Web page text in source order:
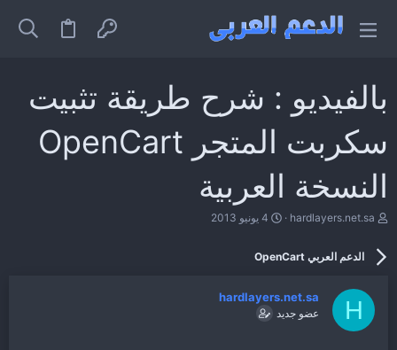
بالفيديو : شرح طريقة تثبيت
سكربت المتجر OpenCart
النسخة العربية
ب
م
و
ض
hardlayers.net.sa
ت
ي
ل
ب
4 يونيو 2013
الدعم العربي OpenCart
H
hardlayers.net.sa
عضو جديد